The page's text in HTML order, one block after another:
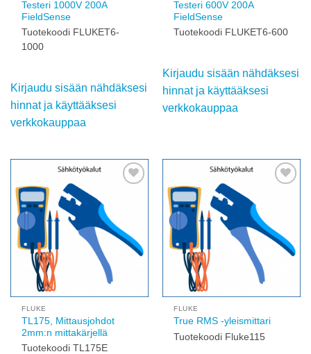
Testeri 1000V 200A
FieldSense
Tuotekoodi FLUKET6-
1000
Kirjaudu sisään nähdäksesi
hinnat ja käyttääksesi
verkkokauppaa
Testeri 600V 200A
FieldSense
Tuotekoodi FLUKET6-600
Kirjaudu sisään nähdäksesi
hinnat ja käyttääksesi
verkkokauppaa
FLUKE
TL175, Mittausjohdot
2mm:n mittakärjellä
Tuotekoodi TL175E
FLUKE
True RMS -yleismittari
Tuotekoodi Fluke115